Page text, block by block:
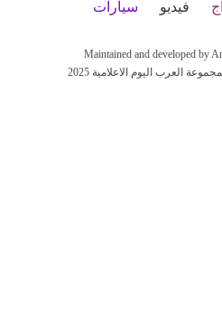
فيديو سيارات
Maintained and developed by